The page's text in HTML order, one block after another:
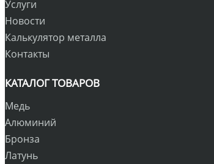
Услуги
Новости
Калькулятор металла
Контакты
КАТАЛОГ ТОВАРОВ
Медь
Алюминий
Бронза
Латунь